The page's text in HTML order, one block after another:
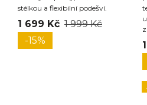
stélkou a flexibilní podešví.
1 699 Kč 1 999 Kč
-15%